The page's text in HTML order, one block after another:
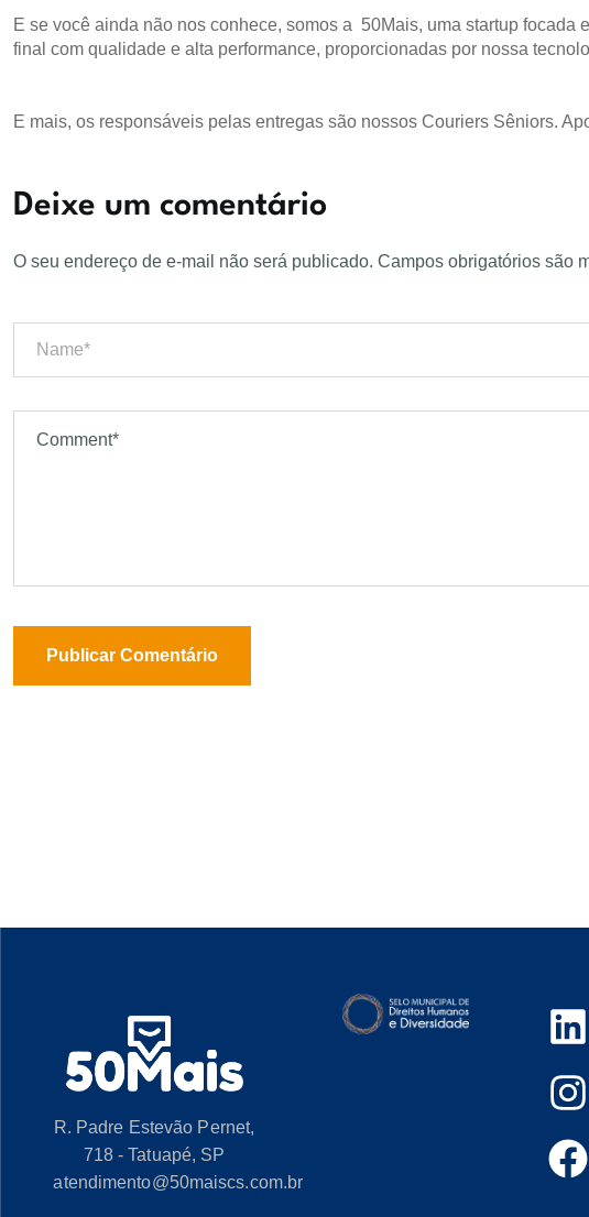
E se você ainda não nos conhece, somos a 50Mais, uma startup
final com qualidade e alta performance, proporcionadas por nossa
E mais, os responsáveis pelas entregas são nossos Couriers Sêniors.
Deixe um comentário
O seu endereço de e-mail não será publicado. Campos obrigatórios são
R. Padre Estevão Pernet,
718 - Tatuapé, SP
atendimento@50maiscs.com.br